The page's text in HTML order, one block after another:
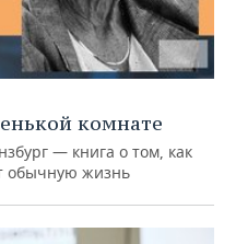
комнате
— книга о том, как
обычную жизнь